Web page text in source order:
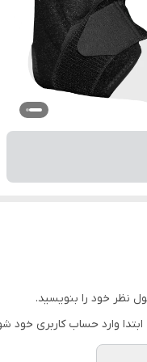
نظر خود را بنویسید.
وارد حساب کاربری خود